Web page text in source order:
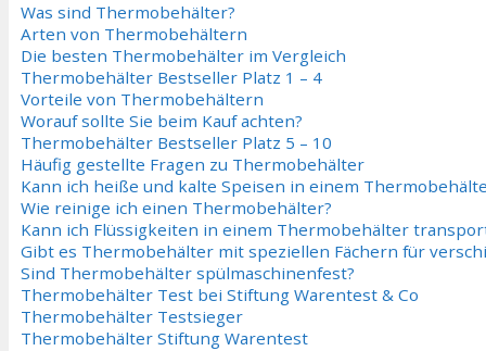
Was sind Thermobehälter?
Arten von Thermobehältern
Die besten Thermobehälter im Vergleich
Thermobehälter Bestseller Platz 1 – 4
Vorteile von Thermobehältern
Worauf sollte Sie beim Kauf achten?
Thermobehälter Bestseller Platz 5 – 10
Häufig gestellte Fragen zu Thermobehälter
Kann ich heiße und kalte Speisen in einem
Wie reinige ich einen Thermobehälter?
Kann ich Flüssigkeiten in einem Thermobehälter
Gibt es Thermobehälter mit speziellen Fächern für
Sind Thermobehälter spülmaschinenfest?
Thermobehälter Test bei Stiftung Warentest & Co
Thermobehälter Testsieger
Thermobehälter Stiftung Warentest